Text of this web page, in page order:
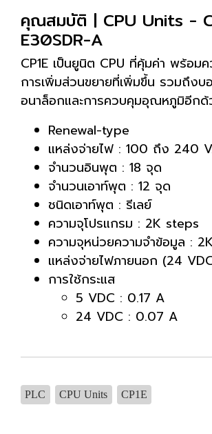
คุณสมบัติ | CPU Units -
E30SDR-A
CP1E เป็นยูนิต CPU ที่คุ้มค่า พร้อมค
การเพิ่มส่วนขยายที่เพิ่มขึ้น รวมถึงบ
อนาล็อกและการควบคุมอุณหภูมิอีกด้
Renewal-type
แหล่งจ่ายไฟ : 100 ถึง 240
จำนวนอินพุต : 18 จุด
จำนวนเอาท์พุต : 12 จุด
ชนิดเอาท์พุต : รีเลย์
ความจุโปรแกรม : 2K steps
ความจุหน่วยความจำข้อมูล :
แหล่งจ่ายไฟภายนอก (24
การใช้กระแส
5 VDC : 0.17 A
24 VDC : 0.07 A
PLC CPU Units CP1E